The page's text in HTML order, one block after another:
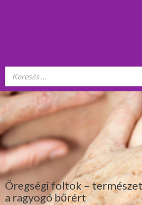
Öregségi foltok –
a ragyogó bőrért